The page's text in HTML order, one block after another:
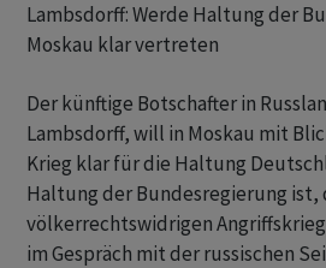
Lambsdorff: Werde Haltung der
Moskau klar vertreten
Der künftige Botschafter in
Lambsdorff, will in Moskau mit
Krieg klar für die Haltung
Haltung der Bundesregierung ist,
völkerrechtswidrigen
im Gespräch mit der russischen